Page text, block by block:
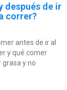
después de ir
correr?
antes de ir al
y qué comer
grasa y no